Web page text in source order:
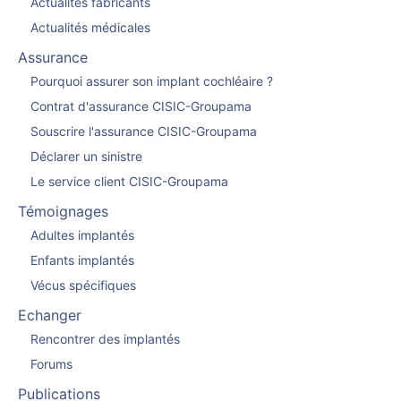
Actualités médicales
Assurance
Pourquoi assurer son implant cochléaire ?
Contrat d'assurance CISIC-Groupama
Souscrire l'assurance CISIC-Groupama
Déclarer un sinistre
Le service client CISIC-Groupama
Témoignages
Adultes implantés
Enfants implantés
Vécus spécifiques
Echanger
Rencontrer des implantés
Forums
Publications